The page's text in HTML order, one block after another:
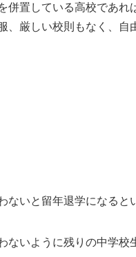
併置している高校であれ
厳しい校則もなく、自
いと留年退学になると
ないように残りの中学校